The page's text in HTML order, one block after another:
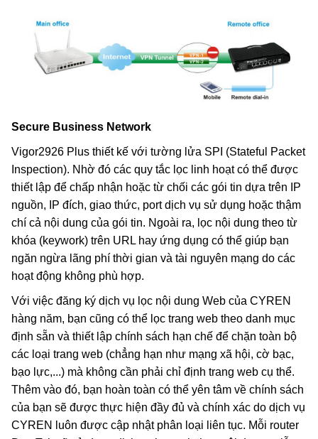
Secure Business Network
Vigor2926 Plus thiết kế với tường lửa SPI (Stateful Packet
Inspection). Nhờ đó các quy tắc lọc linh hoạt có thể được
thiết lập để chấp nhận hoặc từ chối các gói tin dựa trên IP
nguồn, IP đích, giao thức, port dịch vụ sử dụng hoặc thậm
chí cả nội dung của gói tin. Ngoài ra, lọc nội dung theo từ
khóa (keywork) trên URL hay ứng dụng có thể giúp bạn
ngăn ngừa lãng phí thời gian và tài nguyên mạng do các
hoạt động không phù hợp.
Với việc đăng ký dịch vụ lọc nội dung Web của CYREN
hàng năm, bạn cũng có thể lọc trang web theo danh mục
định sẵn và thiết lập chính sách hạn chế để chặn toàn bộ
các loại trang web (chẳng hạn như mạng xã hội, cờ bạc,
bạo lực,...) mà không cần phải chỉ định trang web cụ thể.
Thêm vào đó, bạn hoàn toàn có thể yên tâm về chính sách
của bạn sẽ được thực hiện đầy đủ và chính xác do dịch vụ
CYREN luôn được cập nhật phân loại liên tục. Mỗi router